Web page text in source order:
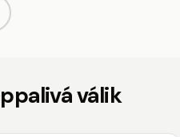
konfigurátort
válik